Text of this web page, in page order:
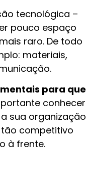
tecnológica –
pouco espaço
raro. De todo
materiais,
para que
conhecer
sua organização
competitivo
à frente.